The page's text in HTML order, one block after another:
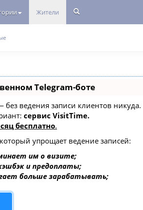
Жители
Telegram-боте
— без ведения записи клиентов
сервис VisitTime.
бесплатно.
упрощает ведение записей:
им о визите;
и предоплаты;
больше зарабатывать;